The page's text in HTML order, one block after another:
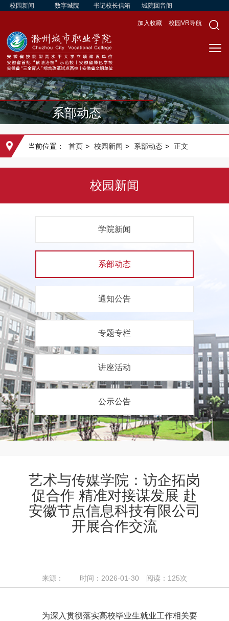
校园新闻 数字城院 书记校长信箱 城院回音阁
加入收藏 校园VR导航
系部动态
当前位置： 首页 > 校园新闻 > 系部动态 > 正文
校园新闻
学院新闻
系部动态
通知公告
专题专栏
讲座活动
公示公告
艺术与传媒学院：访企拓岗
促合作 精准对接谋发展 赴
安徽节点信息科技有限公司
开展合作交流
来源： 时间：2026-01-30 阅读： 125次
为深入贯彻落实高校毕业生就业工作相关要